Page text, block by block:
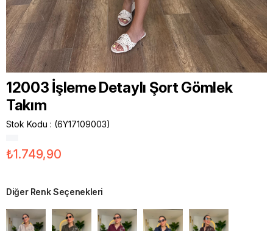
12003 İşleme Detaylı Şort Gömlek
Takım
Stok Kodu (6Y17109003)
₺1.749,90
Diğer Renk Seçenekleri